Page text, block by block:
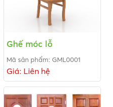
Ghế móc lỗ
Mã sản phẩm: GML0001
Giá: Liên hệ